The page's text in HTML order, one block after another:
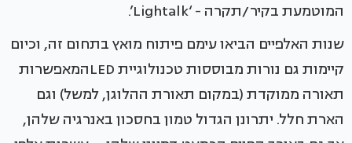
המוטמעת בקיר/תקרה - ‘Lightalk’.
שנות האלפיים הביאו עימם פיתוח מואץ בתחום זה, וכיום
קיימות גם נורות מבוססות טכנולוגיית LEDהמאפשרות
תאורה ממוקדת (במקום תאורת ההלוגן, למשל) וגם
הארת חלל. יתרונן הגדול טמון בחסכון באנרגיה שלהן,